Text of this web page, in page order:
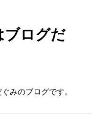
ブログだ
みのブログです。